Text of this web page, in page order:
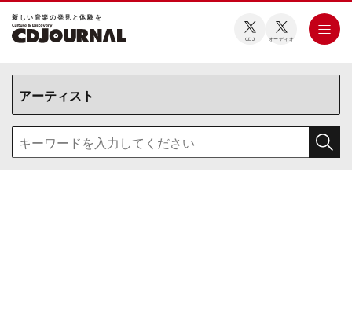
新しい⾳楽の発⾒と体験を
CDJ オーディオ